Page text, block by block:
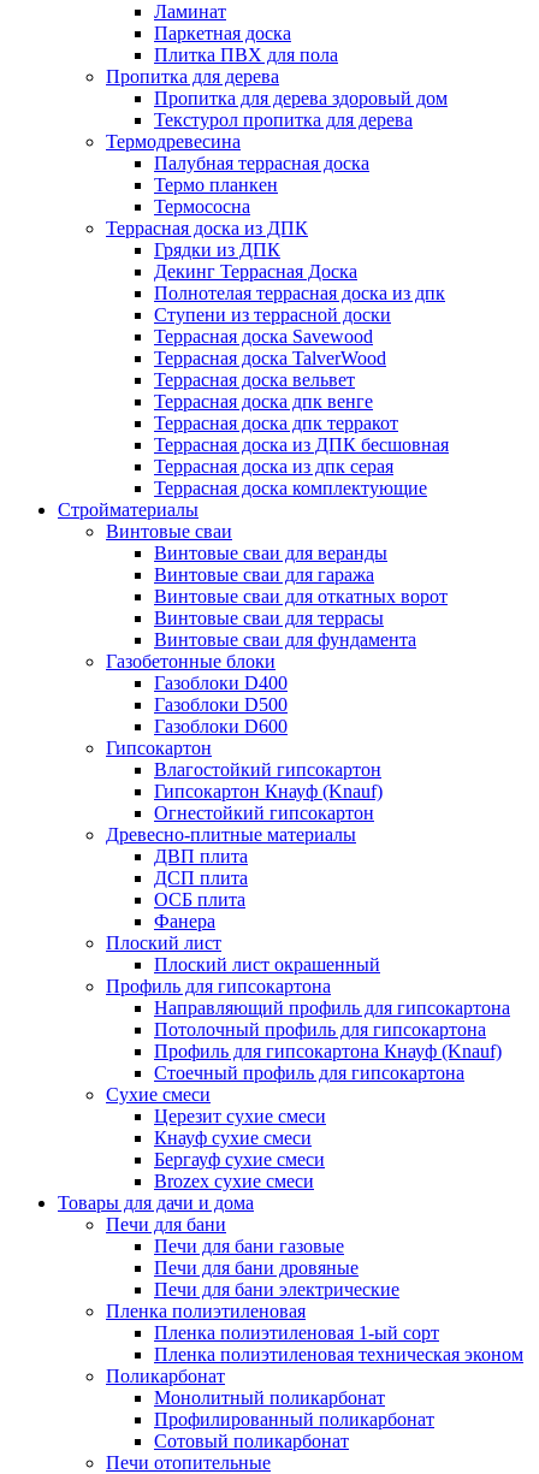
Ламинат
Паркетная доска
Плитка ПВХ для пола
Пропитка для дерева
Пропитка для дерева здоровый дом
Текстурол пропитка для дерева
Термодревесина
Палубная террасная доска
Термо планкен
Термососна
Террасная доска из ДПК
Грядки из ДПК
Декинг Террасная Доска
Полнотелая террасная доска из дпк
Ступени из террасной доски
Террасная доска Savewood
Террасная доска TalverWood
Террасная доска вельвет
Террасная доска дпк венге
Террасная доска дпк терракот
Террасная доска из ДПК бесшовная
Террасная доска из дпк серая
Террасная доска комплектующие
Стройматериалы
Винтовые сваи
Винтовые сваи для веранды
Винтовые сваи для гаража
Винтовые сваи для откатных ворот
Винтовые сваи для террасы
Винтовые сваи для фундамента
Газобетонные блоки
Газоблоки D400
Газоблоки D500
Газоблоки D600
Гипсокартон
Влагостойкий гипсокартон
Гипсокартон Кнауф (Knauf)
Огнестойкий гипсокартон
Древесно-плитные материалы
ДВП плита
ДСП плита
ОСБ плита
Фанера
Плоский лист
Плоский лист окрашенный
Профиль для гипсокартона
Направляющий профиль для гипсокартона
Потолочный профиль для гипсокартона
Профиль для гипсокартона Кнауф (Knauf)
Стоечный профиль для гипсокартона
Сухие смеси
Церезит сухие смеси
Кнауф сухие смеси
Бергауф сухие смеси
Brozex сухие смеси
Товары для дачи и дома
Печи для бани
Печи для бани газовые
Печи для бани дровяные
Печи для бани электрические
Пленка полиэтиленовая
Пленка полиэтиленовая 1-ый сорт
Пленка полиэтиленовая техническая эконом
Поликарбонат
Монолитный поликарбонат
Профилированный поликарбонат
Сотовый поликарбонат
Печи отопительные